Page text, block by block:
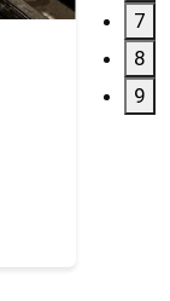
7
8
9